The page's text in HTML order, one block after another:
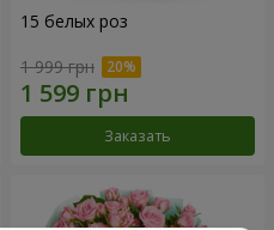
15 белых роз
1 999 грн
Заказать